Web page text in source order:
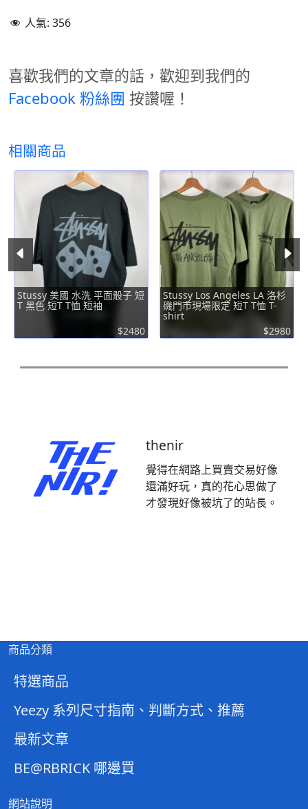
人氣: 356
喜歡我們的文章的話，歡迎到我們的
Facebook 粉絲團 按讚喔！
相關商品
Stussy 美國 水洗 平面骰子 短
T 黑色 短T T恤 短袖
$2480
Stussy Los Angeles LA 洛杉
磯門市現場限定 短T T恤 T-
shirt
$2980
thenir
覺得在網路上買賣交易好像
還滿好玩，真的花心思做了
才發現好像被坑了的站長。
商品分類
特選商品
Yeezy 系列尺寸指南、判斷方式、推薦
最新文章
BE@RBRICK 哪邊買
網站說明